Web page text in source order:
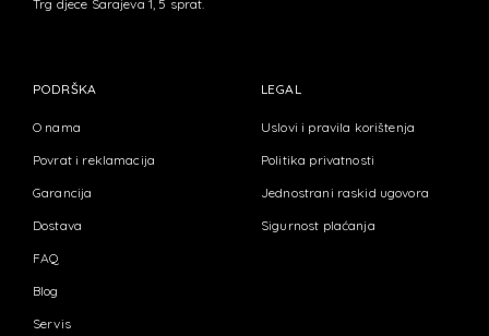
Trg djece Sarajeva 1, 5 sprat.
PODRŠKA
O nama
Povrat i reklamacija
Garancija
Dostava
FAQ
Blog
Servis
LEGAL
Uslovi i pravila korištenja
Politika privatnosti
Jednostrani raskid ugovora
Sigurnost plaćanja